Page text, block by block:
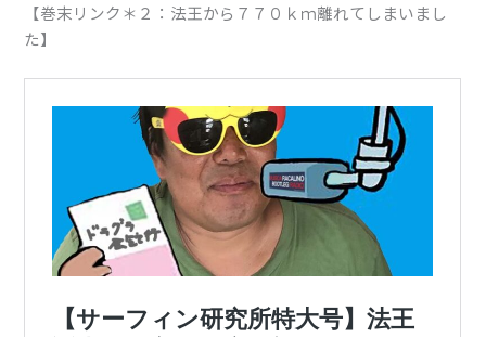
【巻末リンク＊２：法王から７７０ｋｍ離れてしまいまし
た】